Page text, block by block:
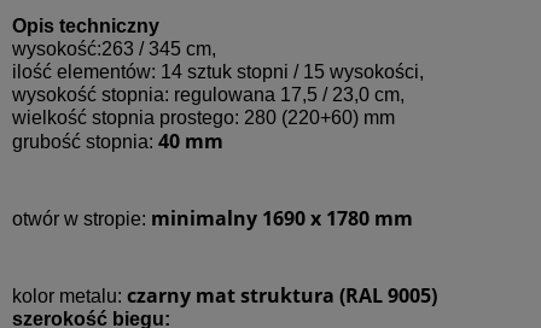
Opis techniczny
wysokość:263 / 345 cm,
ilość elementów: 14 sztuk stopni / 15 wysokości,
wysokość stopnia: regulowana 17,5 / 23,0 cm,
wielkość stopnia prostego: 280 (220+60) mm
grubość stopnia: 40 mm
otwór w stropie: minimalny 1690 x 1780 mm
kolor metalu: czarny mat struktura (RAL 9005)
szerokość biegu: